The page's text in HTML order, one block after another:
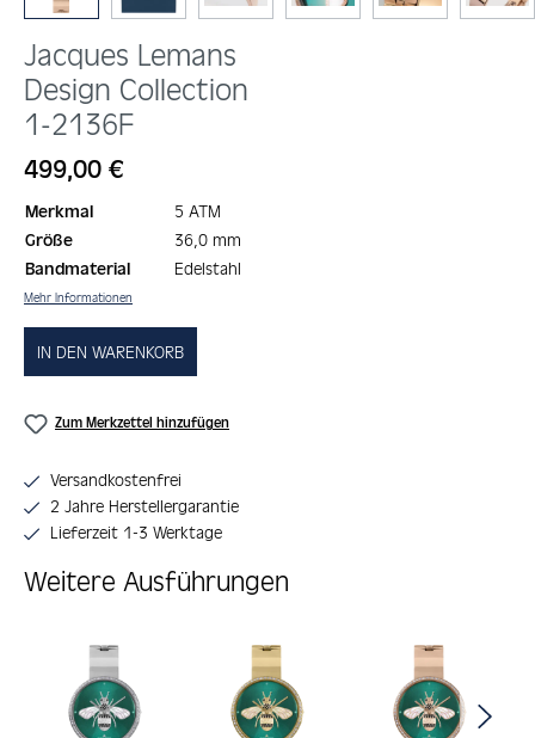
Jacques Lemans
Design Collection
1-2136F
Regulärer Preis:
499,00 €
Merkmal
5 ATM
Größe
36,0 mm
Bandmaterial
Edelstahl
Mehr Informationen
IN DEN WARENKORB
Zum Merkzettel hinzufügen
Versandkostenfrei
2 Jahre Herstellergarantie
Lieferzeit 1-3 Werktage
Weitere Ausführungen
Produktgalerie überspringen